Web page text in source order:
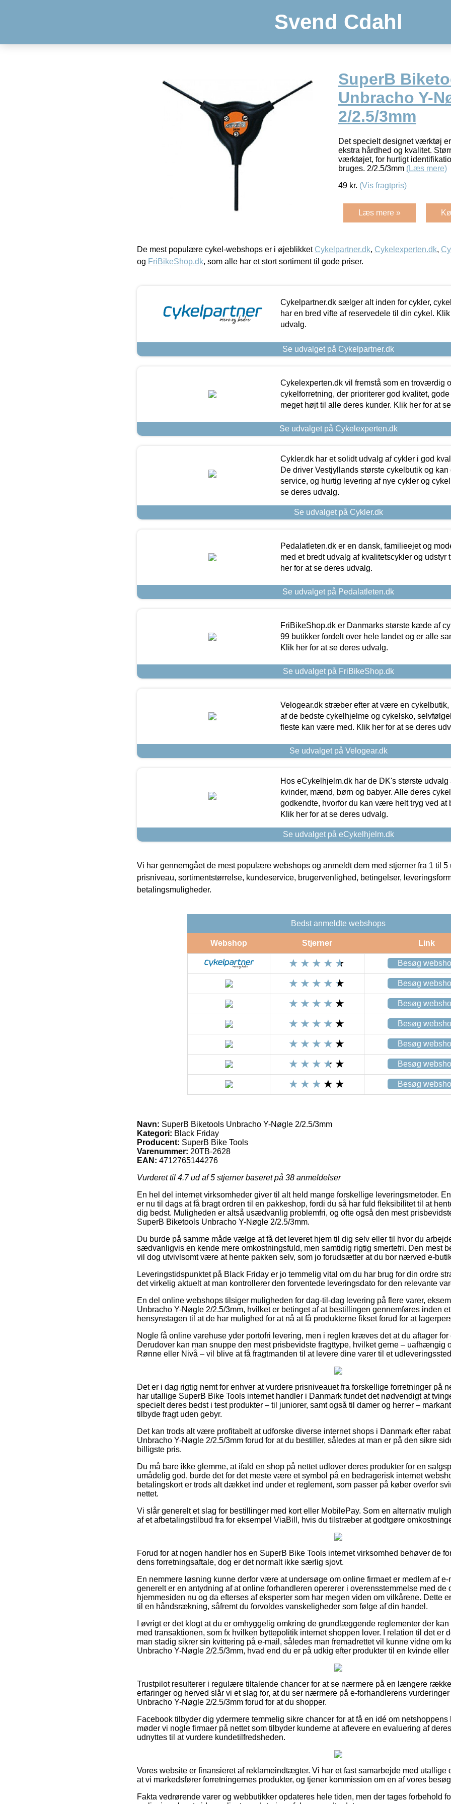
Svend Cdahl
SuperB
Unbracho Y-
2/2.5/3mm
Det specielt designet værktøj
ekstra hårdhed og kvalitet.
værktøjet, for hurtigt
bruges. 2/2.5/3mm (Læs mere)
49 kr. (Vis fragtpris)
Læs mere »
De mest populære cykel-webshops er i øjeblikket Cykelpartner.dk, Cykelexperten.dk,
og FriBikeShop.dk, som alle har et stort sortiment til gode priser.
Cykelpartner.dk sælger alt inden for cykler,
har en bred vifte af reservedele til din cykel.
udvalg.
Se udvalget på Cykelpartner.dk
Cykelexperten.dk vil fremstå som en troværdig
cykelforretning, der prioriterer god kvalitet,
meget højt til alle deres kunder. Klik her for at
Se udvalget på Cykelexperten.dk
Cykler.dk har et solidt udvalg af cykler i god
De driver Vestjyllands største cykelbutik og kan
service, og hurtig levering af nye cykler og
se deres udvalg.
Se udvalget på Cykler.dk
Pedalatleten.dk er en dansk, familieejet og
med et bredt udvalg af kvalitetscykler og udstyr
her for at se deres udvalg.
Se udvalget på Pedalatleten.dk
FriBikeShop.dk er Danmarks største kæde af
99 butikker fordelt over hele landet og er alle
Klik her for at se deres udvalg.
Se udvalget på FriBikeShop.dk
Velogear.dk stræber efter at være en cykelbutik,
af de bedste cykelhjelme og cykelsko,
fleste kan være med. Klik her for at se deres
Se udvalget på Velogear.dk
Hos eCykelhjelm.dk har de DK's største udvalg
kvinder, mænd, børn og babyer. Alle deres
godkendte, hvorfor du kan være helt tryg ved at
Klik her for at se deres udvalg.
Se udvalget på eCykelhjelm.dk
Vi har gennemgået de mest populære webshops og anmeldt dem med stjerner fra 1 til 5
prisniveau, sortimentstørrelse, kundeservice, brugervenlighed, betingelser,
betalingsmuligheder.
Bedst anmeldte webshops
Webshop Stjerner Link
Besøg
Besøg
Besøg
Besøg
Besøg
Besøg
Besøg
Navn: SuperB Biketools Unbracho Y-Nøgle 2/2.5/3mm
Kategori: Black Friday
Producent: SuperB Bike Tools
Varenummer: 20TB-2628
EAN: 4712765144276
Vurderet til 4.7ud af 5 stjerner baseret på 38 anmeldelser
En hel del internet virksomheder giver til alt held mange forskellige leveringsmetoder.
er nu til dags at få bragt ordren til en pakkeshop, fordi du så har fuld fleksibilitet til at
dig bedst. Muligheden er altså usædvanlig problemfri, og ofte også den mest
SuperB Biketools Unbracho Y-Nøgle 2/2.5/3mm.
Du burde på samme måde vælge at få det leveret hjem til dig selv eller til hvor du
sædvanligvis en kende mere omkostningsfuld, men samtidig rigtig smertefri. Den mest
vil dog utvivlsomt være at hente pakken selv, som jo forudsætter at du bor nærved e-
Leveringstidspunktet på Black Friday er jo temmelig vital om du har brug for din ordre
det virkelig aktuelt at man kontrollerer den forventede leveringsdato for den relevante
En del online webshops tilsiger muligheden for dag-til-dag levering på flere varer,
Unbracho Y-Nøgle 2/2.5/3mm, hvilket er betinget af at bestillingen gennemføres inden
hensynstagen til at de har mulighed for at nå at få produkterne fikset forud for at
Nogle få online varehuse yder portofri levering, men i reglen kræves det at du aftager for
Derudover kan man snuppe den mest prisbevidste fragttype, hvilket gerne – uafhængig
Rønne eller Nivå – vil blive at få fragtmanden til at levere dine varer til et
Det er i dag rigtig nemt for enhver at vurdere prisniveauet fra forskellige forretninger på
har utallige SuperB Bike Tools internet handler i Danmark fundet det nødvendigt at
specielt deres bedst i test produkter – til juniorer, samt også til damer og herrer –
tilbyde fragt uden gebyr.
Det kan trods alt være profitabelt at udforske diverse internet shops i Danmark efter
Unbracho Y-Nøgle 2/2.5/3mm forud for at du bestiller, således at man er på den sikre
billigste pris.
Du må bare ikke glemme, at ifald en shop på nettet udlover deres produkter for en
umådelig god, burde det for det meste være et symbol på en bedragerisk internet
betalingskort er trods alt dækket ind under et reglement, som passer på køber overfor
nettet.
Vi slår generelt et slag for bestillinger med kort eller MobilePay. Som en alternativ
af et afbetalingstilbud fra for eksempel ViaBill, hvis du tilstræber at godtgøre
Forud for at nogen handler hos en SuperB Bike Tools internet virksomhed behøver de
dens forretningsaftale, dog er det normalt ikke særlig sjovt.
En nemmere løsning kunne derfor være at undersøge om online firmaet er medlem af
generelt er en antydning af at online forhandleren opererer i overensstemmelse med de
hjemmesiden nu og da efterses af eksperter som har megen viden om vilkårene. Dette
til en håndsrækning, såfremt du forvoldes vanskeligheder som følge af din handel.
I øvrigt er det klogt at du er omhyggelig omkring de grundlæggende reglementer der
med transaktionen, som fx hvilken byttepolitik internet shoppen lover. I relation til det er
man stadig sikrer sin kvittering på e-mail, således man fremadrettet vil kunne vidne om
Unbracho Y-Nøgle 2/2.5/3mm, hvad end du er på udkig efter produkter til en kvinde eller
Trustpilot resulterer i regulære tiltalende chancer for at se nærmere på en længere
erfaringer og herved slår vi et slag for, at du ser nærmere på e-forhandlerens
Unbracho Y-Nøgle 2/2.5/3mm forud for at du shopper.
Facebook tilbyder dig ydermere temmelig sikre chancer for at få en idé om
møder vi nogle firmaer på nettet som tilbyder kunderne at aflevere en evaluering af
udnyttes til at vurdere kundetilfredsheden.
Vores website er finansieret af reklameindtægter. Vi har et fast samarbejde med utallige
at vi markedsfører forretningernes produkter, og tjener kommission om en af vores
Fakta vedrørende varer og webbutikker opdateres hele tiden, men der tages forbehold